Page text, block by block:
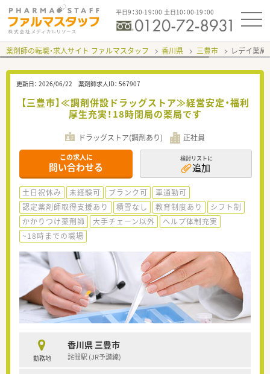
平日9：30-19：00 土日10：00-19：00
薬剤師の転職・求人サイト ファルマスタッフ 香川県 三豊市 レデイ薬
更新日： 2026/06/22 薬剤師求人ID： 567907
【三豊市】≪調剤併設ドラッグストア≫経営安定・福利
厚生充実！18時閉局の薬局です
ドラッグストア(調剤あり) 正社員
この求人に
問い合わせる
検討リストに
追加
土日祝休み 未経験可 ブランク可
車通勤可
認定薬剤師取得支援あり
積雪なし 教育制度あり
シフト制
かかりつけ薬剤師
大手チェーン以外
ヘルプ体制充実
~18時までの職場
勤務地
香川県 三豊市
詫間駅 (JR予讃線)